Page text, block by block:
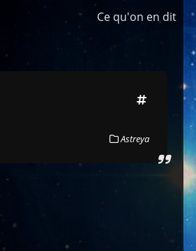
Ce qu'on en dit
Astreya